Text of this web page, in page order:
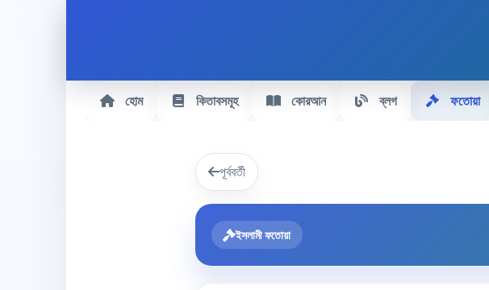
হোম কিতাবসমূহ কোরআন ব্লগ ফতোয়া
পূর্ববর্তী
ইসলামী ফতোয়া